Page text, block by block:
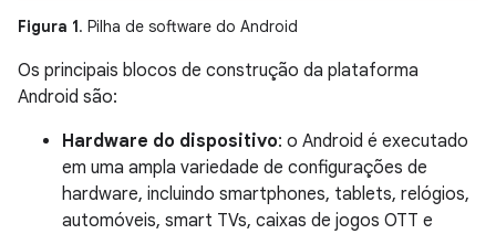
Figura 1. Pilha de software do Android
Os principais blocos de construção da plataforma
Android são:
Hardware do dispositivo: o Android é executado
em uma ampla variedade de configurações de
hardware, incluindo smartphones, tablets, relógios,
automóveis, smart TVs, caixas de jogos OTT e